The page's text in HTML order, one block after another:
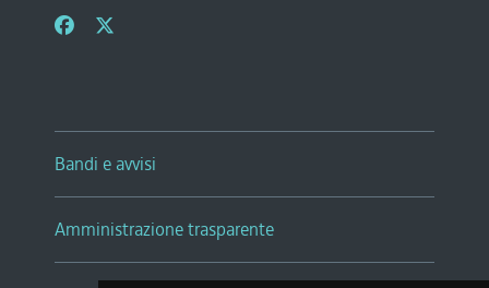
Bandi e avvisi
Amministrazione trasparente